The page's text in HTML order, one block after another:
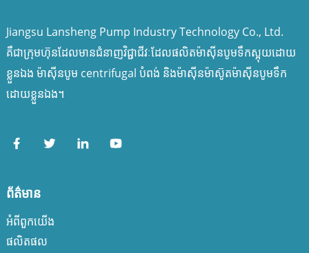
Jiangsu Lansheng Pump Industry Technology Co., Ltd.
គឺជាក្រុមហ៊ុនដែលមានជំនាញវិជ្ជាជីវៈដែលផលិតម៉ាស៊ីនបូមទឹកស្អុយដោយ
ខ្លួនឯង ម៉ាស៊ីនបូម centrifugal បំពង់ និងម៉ាស៊ីនម៉ាស៊ូតម៉ាស៊ីនបូមទឹក
ដោយខ្លួនឯង។
ព័ត៌មាន
អំពីពួកយើង
ផលិតផល